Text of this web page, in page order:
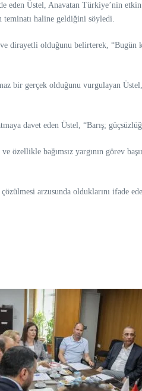
eden Üstel, Anavatan Türkiye’nin
teminatı haline geldiğini söyledi.
olduğunu belirterek, “Bugün
bir gerçek olduğunu vurgulayan
davet eden Üstel, “Barış;
bağımsız yargının görev
arzusunda olduklarını ifade